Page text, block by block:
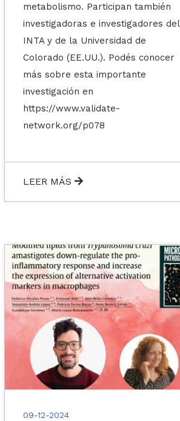
metabolismo. Participan también
investigadoras e investigadores del
INTA y de la Universidad de
Colorado (EE.UU.). Podés conocer
más sobre esta importante
investigación en
https://www.validate-
network.org/p078
LEER MÁS
09-12-2024